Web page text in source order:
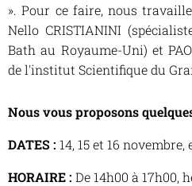
». Pour ce faire, nous
Nello CRISTIANINI
Bath au Royaume-Uni) et
de l'institut Scientifique du
Nous vous proposons
DATES : 14, 15 et 16 novembre,
HORAIRE : De 14h00 à 17h00,